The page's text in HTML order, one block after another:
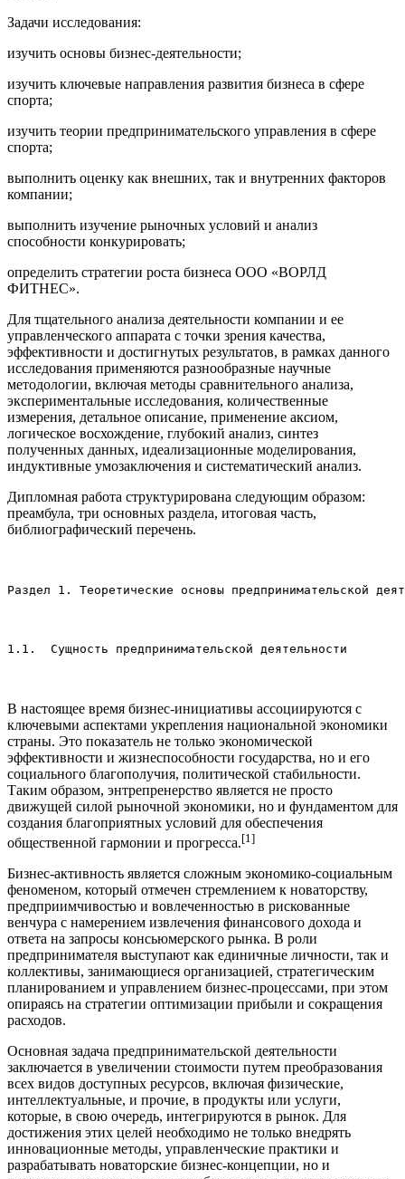
Задачи исследования:
изучить основы бизнес-деятельности;
изучить ключевые направления развития бизнеса в сфере
спорта;
изучить теории предпринимательского управления в сфере
спорта;
выполнить оценку как внешних, так и внутренних факторов
компании;
выполнить изучение рыночных условий и анализ
способности конкурировать;
определить стратегии роста бизнеса ООО «ВОРЛД
ФИТНЕС».
Для тщательного анализа деятельности компании и ее
управленческого аппарата с точки зрения качества,
эффективности и достигнутых результатов, в рамках данного
исследования применяются разнообразные научные
методологии, включая методы сравнительного анализа,
экспериментальные исследования, количественные
измерения, детальное описание, применение аксиом,
логическое восхождение, глубокий анализ, синтез
полученных данных, идеализационные моделирования,
индуктивные умозаключения и систематический анализ.
Дипломная работа структурирована следующим образом:
преамбула, три основных раздела, итоговая часть,
библиографический перечень.
Раздел 1. Теоретические основы предпринимательской
1.1.  Сущность предпринимательской деятельности
В настоящее время бизнес-инициативы ассоциируются с
ключевыми аспектами укрепления национальной экономики
страны. Это показатель не только экономической
эффективности и жизнеспособности государства, но и его
социального благополучия, политической стабильности.
Таким образом, энтрепренерство является не просто
движущей силой рыночной экономики, но и фундаментом для
создания благоприятных условий для обеспечения
общественной гармонии и прогресса.[1]
Бизнес-активность является сложным экономико-социальным
феноменом, который отмечен стремлением к новаторству,
предприимчивостью и вовлеченностью в рискованные
венчура с намерением извлечения финансового дохода и
ответа на запросы консьюмерского рынка. В роли
предпринимателя выступают как единичные личности, так и
коллективы, занимающиеся организацией, стратегическим
планированием и управлением бизнес-процессами, при этом
опираясь на стратегии оптимизации прибыли и сокращения
расходов.
Основная задача предпринимательской деятельности
заключается в увеличении стоимости путем преобразования
всех видов доступных ресурсов, включая физические,
интеллектуальные, и прочие, в продукты или услуги,
которые, в свою очередь, интегрируются в рынок. Для
достижения этих целей необходимо не только внедрять
инновационные методы, управленческие практики и
разрабатывать новаторские бизнес-концепции, но и